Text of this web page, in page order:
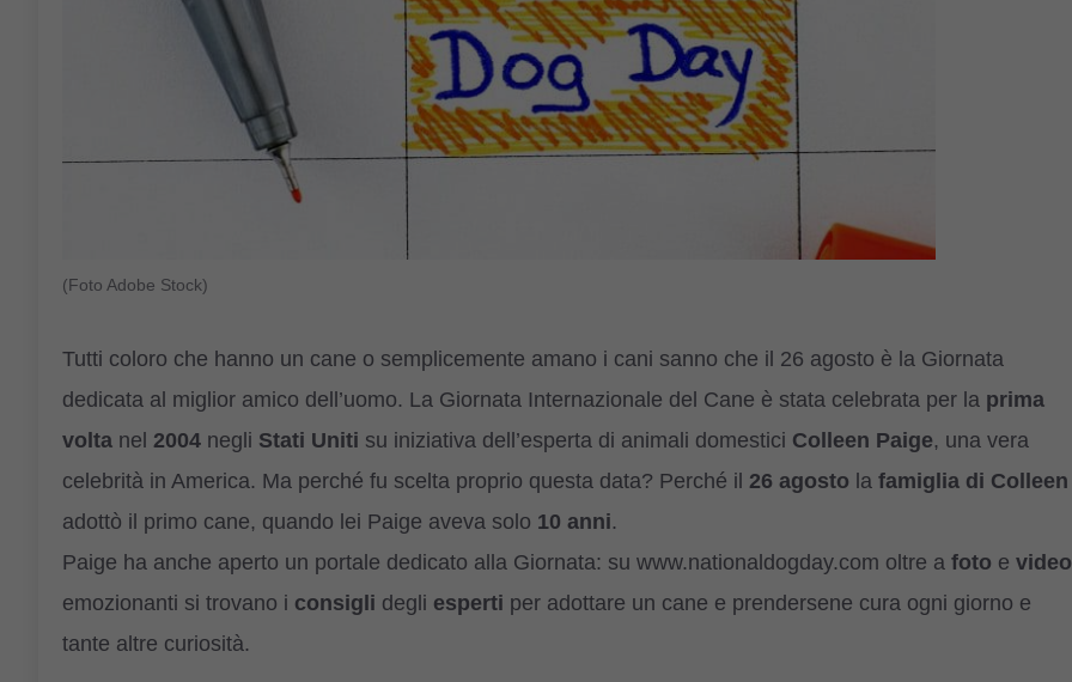
(Foto Adobe Stock)
Tutti coloro che hanno un cane o semplicemente amano i cani sanno che il 26 agosto è la Giornata
dedicata al miglior amico dell’uomo. La Giornata Internazionale del Cane è stata celebrata per la prima
volta nel 2004 negli Stati Uniti su iniziativa dell’esperta di animali domestici Colleen Paige, una vera
celebrità in America. Ma perché fu scelta proprio questa data? Perché il 26 agosto la famiglia di Colleen
adottò il primo cane, quando lei Paige aveva solo 10 anni.
Paige ha anche aperto un portale dedicato alla Giornata: su www.nationaldogday.com oltre a foto e video
emozionanti si trovano i consigli degli esperti per adottare un cane e prendersene cura ogni giorno e
tante altre curiosità.